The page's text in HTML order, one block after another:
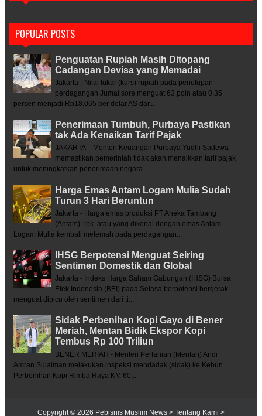
POPULAR POSTS
Penguatan Rupiah Masih Ditopang
Cadangan Devisa yang Memadai
Jakarta - Nilai tukar (kurs) rupiah pada penutupan
perdagangan Jumat sore menguat 63 poin atau 0,35
persen menjadi Rp18.065 per dolar AS dar...
Penerimaan Tumbuh, Purbaya Pastikan
tak Ada Kenaikan Tarif Pajak
JAKARTA – Menteri Keuangan Purbaya Yudhi Sadewa
memastikan pemerintah tidak akan menaikkan tarif pajak
untuk meningkatkan penerimaan negara....
Harga Emas Antam Logam Mulia Sudah
Turun 3 Hari Beruntun
Jakarta - Harga emas produksi PT Aneka Tambang
(Antam) Tbk. atau yang dikenal dengan emas Antam
Logam Mulia kembali melemah pada perdagangan...
IHSG Berpotensi Menguat Seiring
Sentimen Domestik dan Global
Jakarta - Indeks Harga Saham Gabungan (IHSG) Bursa
Efek Indonesia (BEI) pada Selasa berpotensi bergerak
menguat dipicu oleh sentimen dari ti...
Sidak Perbenihan Kopi Gayo di Bener
Meriah, Mentan Bidik Ekspor Kopi
Tembus Rp 100 Triliun
BENER MERIAH - Menteri Pertanian (Mentan) Andi
Amran Sulaiman melakukan inspeksi mendadak (sidak) ke Kebun
Perbenihan Kopi Rimba Raya KM 60,...
Copyright © 2026 Pebisnis Muslim News > Tentang Kami >